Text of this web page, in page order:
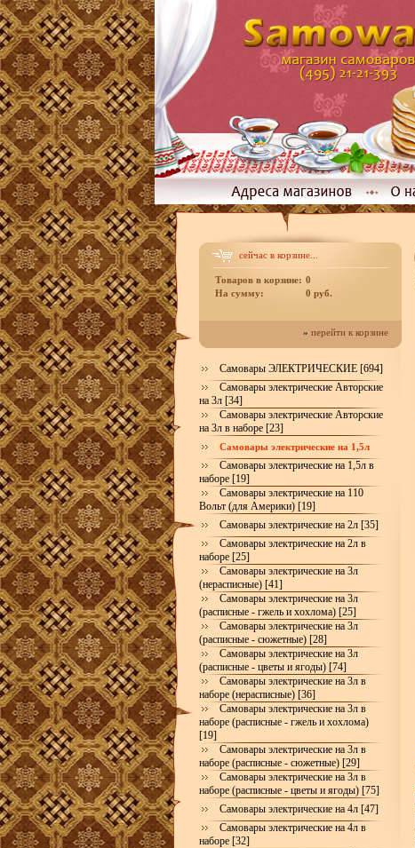
сейчас в корзине...
Товаров в корзине: 0
На сумму:
0 руб.
» перейти к корзине
Самовары ЭЛЕКТРИЧЕСКИЕ [694]
Самовары электрические Авторские
на 3л [34]
Самовары электрические Авторские
на 3л в наборе [23]
Самовары электрические на 1,5л
Самовары электрические на 1,5л в
наборе [19]
Самовары электрические на 110
Вольт (для Америки) [19]
Самовары электрические на 2л [35]
Самовары электрические на 2л в
наборе [25]
Самовары электрические на 3л
(нерасписные) [41]
Самовары электрические на 3л
(расписные - гжель и хохлома) [25]
Самовары электрические на 3л
(расписные - сюжетные) [28]
Самовары электрические на 3л
(расписные - цветы и ягоды) [74]
Самовары электрические на 3л в
наборе (нерасписные) [36]
Самовары электрические на 3л в
наборе (расписные - гжель и хохлома)
[19]
Самовары электрические на 3л в
наборе (расписные - сюжетные) [29]
Самовары электрические на 3л в
наборе (расписные - цветы и ягоды) [75]
Самовары электрические на 4л [47]
Самовары электрические на 4л в
наборе [32]